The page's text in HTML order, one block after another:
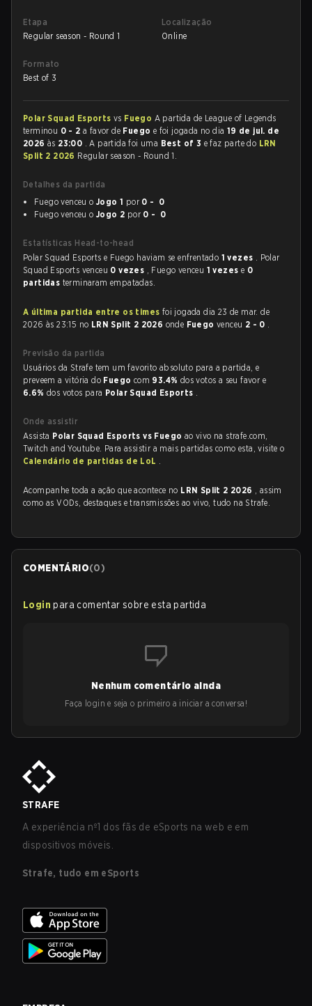
Etapa
Regular season - Round 1
Localização
Online
Formato
Best of 3
Polar Squad Esports vs Fuego A partida de League of Legends
terminou 0 - 2 a favor de Fuego e foi jogada no dia 19 de jul. de
2026 às 23:00 . A partida foi uma Best of 3 e faz parte do LRN
Split 2 2026 Regular season - Round 1.
Detalhes da partida
Fuego venceu o Jogo 1 por 0 - 0
Fuego venceu o Jogo 2 por 0 - 0
Estatísticas Head-to-head
Polar Squad Esports e Fuego haviam se enfrentado 1 vezes . Polar
Squad Esports venceu 0 vezes , Fuego venceu 1 vezes e 0
partidas terminaram empatadas.
A última partida entre os times foi jogada dia 23 de mar. de
2026 às 23:15 no LRN Split 2 2026 onde Fuegovenceu 2 - 0 .
Previsão da partida
Usuários da Strafe tem um favorito absoluto para a partida, e
preveem a vitória do Fuego com 93.4% dos votos a seu favor e
6.6% dos votos para Polar Squad Esports .
Onde assistir
Assista Polar Squad Esports vs Fuego ao vivo na strafe.com,
Twitch and Youtube. Para assistir a mais partidas como esta, visite o
Calendário de partidas de LoL .
Acompanhe toda a ação que acontece no LRN Split 2 2026 , assim
como as VODs, destaques e transmissões ao vivo, tudo na Strafe.
COMENTÁRIO(0)
Login para comentar sobre esta partida
Nenhum comentário ainda
Faça login e seja o primeiro a iniciar a conversa!
STRAFE
A experiência nº1 dos fãs de eSports na web e em
dispositivos móveis.
Strafe, tudo em eSports